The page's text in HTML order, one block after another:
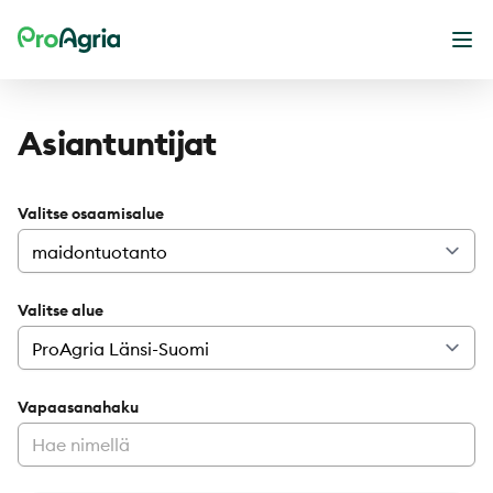
ProAgria
Asiantuntijat
Valitse osaamisalue
Valitse alue
Vapaasanahaku